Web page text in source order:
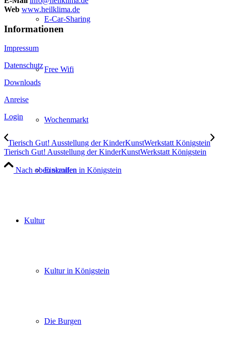
E-Car-Sharing
Free Wifi
Wochenmarkt
Einkaufen in Königstein
Kultur
Kultur in Königstein
Die Burgen
Web www.heilklima.de
Informationen
Impressum
Datenschutz
Downloads
Anreise
Login
Tierisch Gut! Ausstellung der KinderKunstWerkstatt Königstein
Tierisch Gut! Ausstellung der KinderKunstWerkstatt Königstein
Nach oben scrollen